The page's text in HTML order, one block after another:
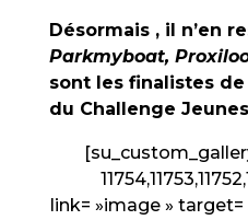
Désormais , il n’en
Parkmyboat,
sont les finalistes
du Challenge
link= »image »